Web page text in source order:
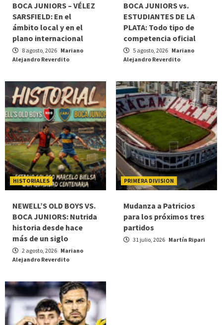
BOCA JUNIORS – VÉLEZ
SARSFIELD: En el
ámbito local y en el
plano internacional
8 agosto, 2026 Mariano
Alejandro Reverdito
BOCA JUNIORS vs.
ESTUDIANTES DE LA
PLATA: Todo tipo de
competencia oficial
5 agosto, 2026 Mariano
Alejandro Reverdito
HISTORIALES
NEWELL’S OLD BOYS VS.
BOCA JUNIORS: Nutrida
historia desde hace
más de un siglo
2 agosto, 2026 Mariano
Alejandro Reverdito
PRIMERA DIVISION
Mudanza a Patricios
para los próximos tres
partidos
31 julio, 2026 Martín Ripari